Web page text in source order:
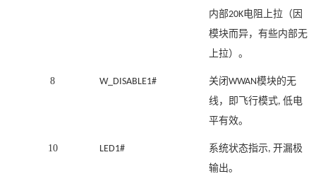
内部20K电阻上拉（因
模块而异，有些内部无
上拉）。
8 W_DISABLE1# 关闭 WWAN模块的无
线，即飞行模式, 低电
平有效。
10 LED1# 系统状态指示, 开漏极
输出。